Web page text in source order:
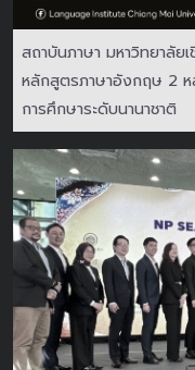
สถาบันภาษา มหาวิทยาลั
หลักสูตรภาษาอังกฤษ 2
การศึกษาระดับนานาชาติ